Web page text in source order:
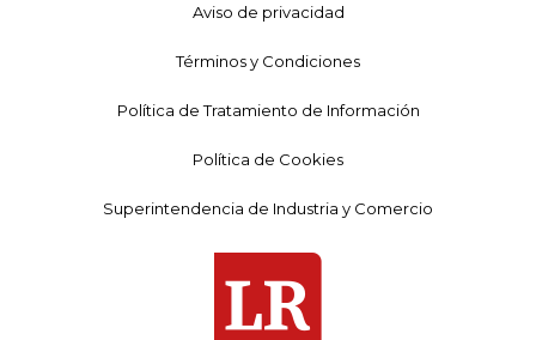
Aviso de privacidad
Términos y Condiciones
Política de Tratamiento de Información
Política de Cookies
Superintendencia de Industria y Comercio